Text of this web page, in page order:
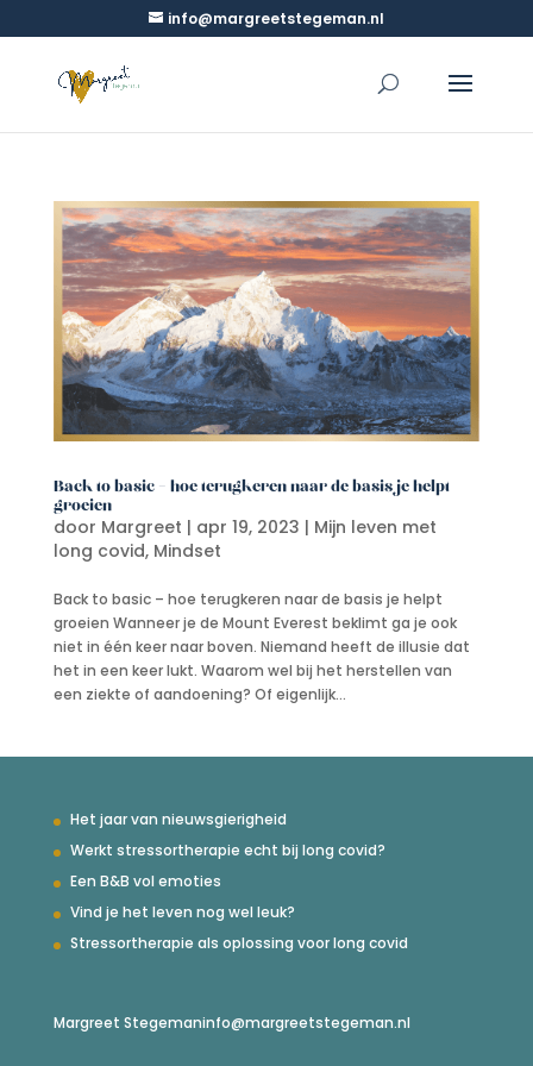
info@margreetstegeman.nl
Back to basic – hoe terugkeren naar de basis je helpt
groeien
door Margreet | apr 19, 2023 | Mijn leven met
long covid, Mindset
Back to basic – hoe terugkeren naar de basis je helpt
groeien Wanneer je de Mount Everest beklimt ga je ook
niet in één keer naar boven. Niemand heeft de illusie dat
het in een keer lukt. Waarom wel bij het herstellen van
een ziekte of aandoening? Of eigenlijk...
Het jaar van nieuwsgierigheid
Werkt stressortherapie echt bij long covid?
Een B&B vol emoties
Vind je het leven nog wel leuk?
Stressortherapie als oplossing voor long covid
Margreet Stegemaninfo@margreetstegeman.nl